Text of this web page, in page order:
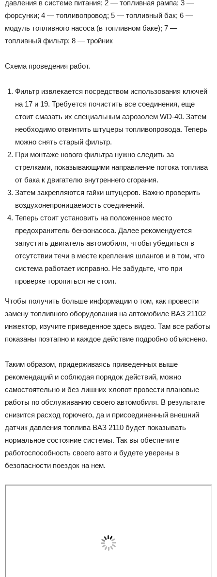
давления в системе питания; 2 — топливная рампа; 3 —
форсунки; 4 — топливопровод; 5 — топливный бак; 6 —
модуль топливного насоса (в топливном баке); 7 —
топливный фильтр; 8 — тройник
Схема проведения работ.
Фильтр извлекается посредством использования ключей
на 17 и 19. Требуется почистить все соединения, еще
стоит смазать их специальным аэрозолем WD-40. Затем
необходимо отвинтить штуцеры топливопровода. Теперь
можно снять старый фильтр.
При монтаже нового фильтра нужно следить за
стрелками, показывающими направление потока топлива
от бака к двигателю внутреннего сгорания.
Затем закрепляются гайки штуцеров. Важно проверить
воздухонепроницаемость соединений.
Теперь стоит установить на положенное место
предохранитель бензонасоса. Далее рекомендуется
запустить двигатель автомобиля, чтобы убедиться в
отсутствии течи в месте крепления шлангов и в том, что
система работает исправно. Не забудьте, что при
проверке торопиться не стоит.
Чтобы получить больше информации о том, как провести
замену топливного оборудования на автомобиле ВАЗ 21102
инжектор, изучите приведенное здесь видео. Там все работы
показаны поэтапно и каждое действие подробно объяснено.
Таким образом, придерживаясь приведенных выше
рекомендаций и соблюдая порядок действий, можно
самостоятельно и без лишних хлопот провести плановые
работы по обслуживанию своего автомобиля. В результате
снизится расход горючего, да и присоединенный внешний
датчик давления топлива ВАЗ 2110 будет показывать
нормальное состояние системы. Так вы обеспечите
работоспособность своего авто и будете уверены в
безопасности поездок на нем.